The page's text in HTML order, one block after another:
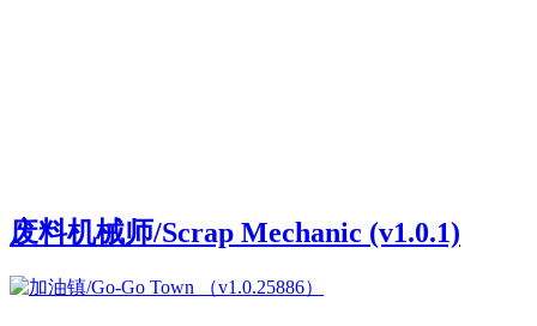
废料机械师/Scrap Mechanic (v1.0.1)